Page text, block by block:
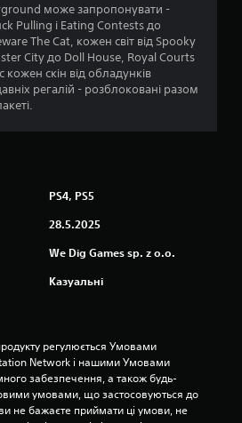
ц
і
н
може запропонувати -
Pulling і Eating Contests до
The Cat, кожен світ від Spooky
City до Doll House, Royal Courts
кожен скін від обладунків
регалій - розблоковані разом
PS4, PS5
28.5.2025
We Dig Games sp. z o.o.
Казуальні
регулюється Умовами
Network і нашими Умовами
забезпечення, а також будь-
умовами, що застосовуються до
не бажаєте приймати ці умови, не